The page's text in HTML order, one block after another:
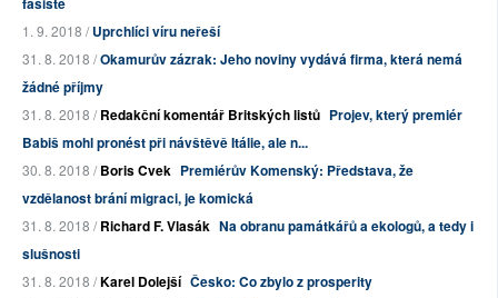
1. 9. 2018 /Uprchlíci víru neřeší
31. 8. 2018 /Okamurův zázrak: Jeho noviny vydává firma, která nemá
žádné příjmy
31. 8. 2018 /Redakční komentář Britských listů Projev, který premiér
Babiš mohl pronést při návštěvě Itálie, ale n...
30. 8. 2018 /Boris Cvek Premiérův Komenský: Představa, že
vzdělanost brání migraci, je komická
31. 8. 2018 /Richard F. Vlasák Na obranu památkářů a ekologů, a tedy i
slušnosti
31. 8. 2018 /Karel Dolejší Česko: Co zbylo z prosperity